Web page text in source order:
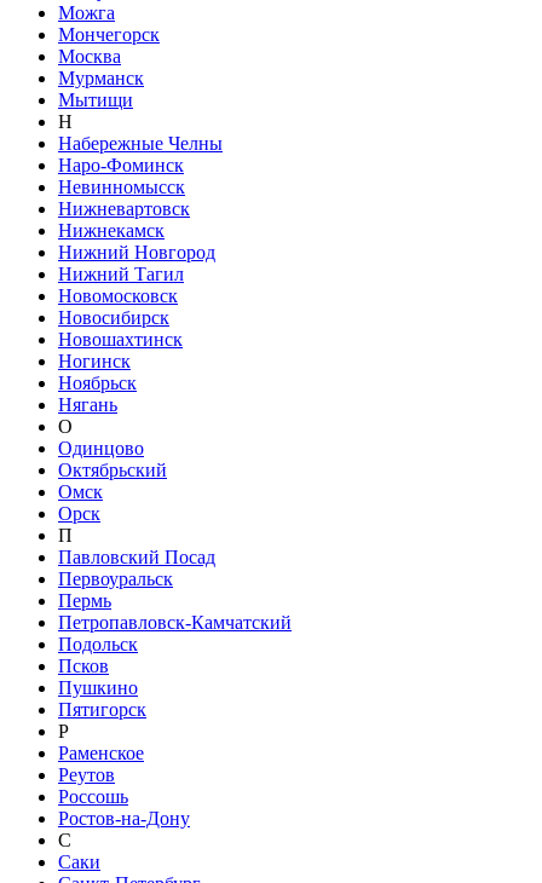
Можга
Мончегорск
Москва
Мурманск
Мытищи
Н
Набережные Челны
Наро-Фоминск
Невинномысск
Нижневартовск
Нижнекамск
Нижний Новгород
Нижний Тагил
Новомосковск
Новосибирск
Новошахтинск
Ногинск
Ноябрьск
Нягань
О
Одинцово
Октябрьский
Омск
Орск
П
Павловский Посад
Первоуральск
Пермь
Петропавловск-Камчатский
Подольск
Псков
Пушкино
Пятигорск
Р
Раменское
Реутов
Россошь
Ростов-на-Дону
С
Саки